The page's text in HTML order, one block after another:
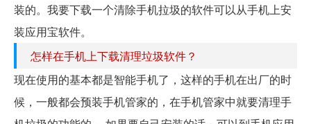
装的。我要下载一个清除手机拉圾的软件可以从手机上安
装应用宝软件。
怎样在手机上下载清理垃圾软件？
现在使用的基本都是智能手机了，这样的手机在出厂的时
候，一般都会预装手机管家的，在手机管家中就要清理手